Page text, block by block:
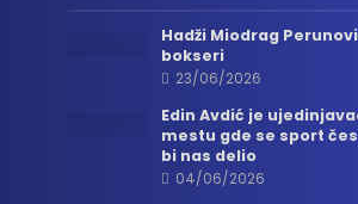
Hadži Miodrag
bokseri
23/06/2026
Edin Avdić je
mestu gde se sport
bi nas delio
04/06/2026